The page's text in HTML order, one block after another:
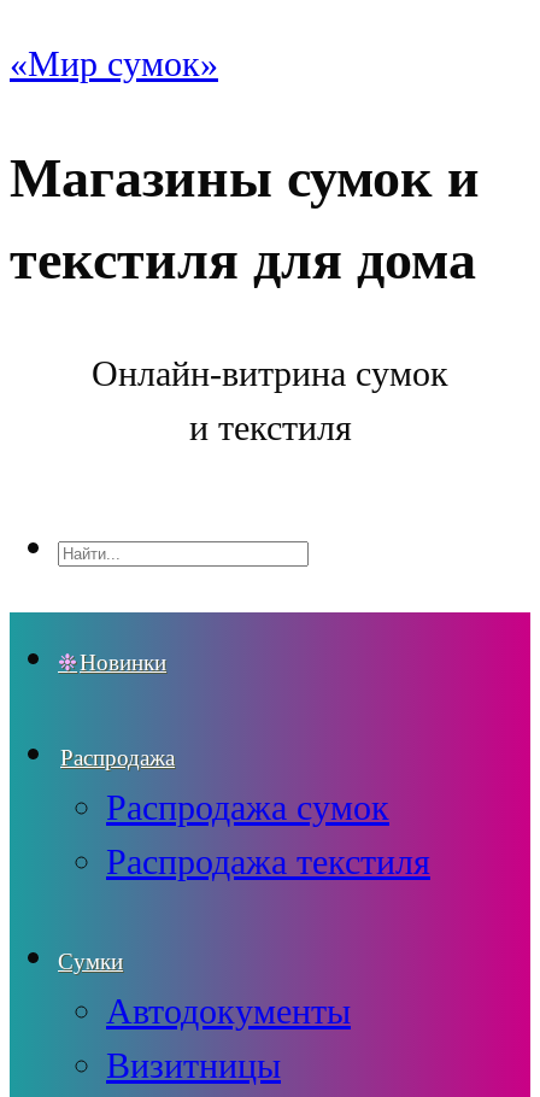
«Мир сумок»
Магазины сумок и
текстиля для дома
Онлайн-витрина сумок
и текстиля
Новинки
Распродажа
Распродажа сумок
Распродажа текстиля
Сумки
Автодокументы
Визитницы